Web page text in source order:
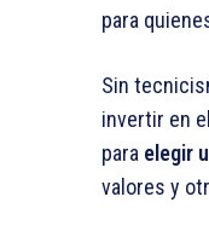
para
Sin
invertir en
para elegir
valores y